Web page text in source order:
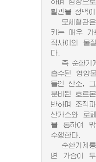
하며 심장으
혈관을 정맥
모세혈관은
키는 매우 가
직사이의 물
다.
즉 순환기
흡수된 영양
들인 산소, 그
분비된 호르
반하며 조직
산가스와 로
을 통하여
수행한다.
순환기계통
면 가슴이